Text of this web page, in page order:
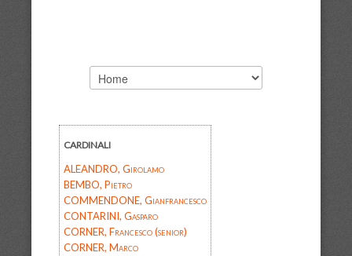
CARDINALI
ALEANDRO, Girolamo
BEMBO, Pietro
COMMENDONE, Gianfrancesco
CONTARINI, Gasparo
CORNER, Francesco (senior)
CORNER, Marco